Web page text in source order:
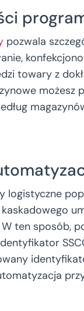
pozwala
towary z
możesz
logistyczne
ten sposób,